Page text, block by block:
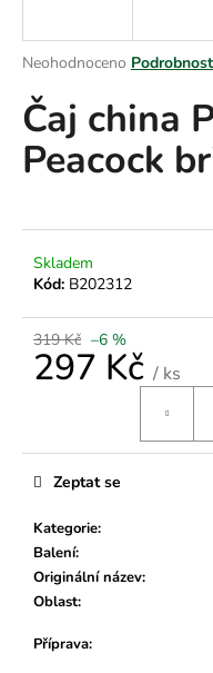
Průměrné
produktu
je
0,0
z
Neohodnoceno
Čaj china
Peacock
Skladem
Kód: B202312
319 Kč –6 %
297 Kč / ks
Kategorie:
Balení:
Originální název:
Oblast:
Příprava:
Zeptat se
j
t
?
D
r
u
u
e
m